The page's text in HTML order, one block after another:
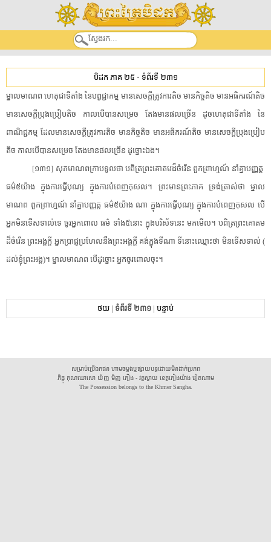
បិដក ភាគ ២៥ - ទំព័រទី ២៣១
​ម្នាល​មាណព​ ​ហេតុ​ជាទី​តាំង​ ​នៃ​បព្វជ្ជាកម្ម​ ​មាន​សេចក្តី​ត្រូវការ​តិច​ ​មាន​កិច្ច​តិច​ ​មាន​អធិករណ៍​តិច​
​មាន​សេចក្តី​ប្រុងប្រៀប​តិច​ ​កាលបើ​បានសម្រេច​ ​តែង​មានផល​ច្រើន​ ​ដូច​ហេតុ​ជាទី​តាំង​ ​នៃ​
ពាណិជ្ជកម្ម​ ​ដែល​មាន​សេចក្តី​ត្រូវការ​តិច​ ​មាន​កិច្ច​តិច​ ​មាន​អធិករណ៍​តិច​ ​មាន​សេចក្តី​ប្រុងប្រៀប​
តិច​ ​កាលបើ​បានសម្រេច​ ​តែង​មានផល​ច្រើន​ ​ដូច្នោះឯង​។​
[​១៣១​]​ ​សុភ​មាណព​ក្រាបទូល​ថា​ ​បពិត្រ​ព្រះ​គោតម​ដ៏​ចំរើន​ ​ពួក​ព្រាហ្មណ៍​ ​នាំគ្នា​បញ្ញត្ត​ ​
ធម៌៥យ៉ាង​ ​ក្នុង​ការ​ធ្វើបុណ្យ​ ​ក្នុង​ការ​បំពេញ​កុសល​។​ ​ព្រះមានព្រះភាគ​ ​ទ្រង់​ត្រាស់​ថា​ ​ម្នាល​
មាណព​ ​ពួក​ព្រាហ្មណ៍​ ​នាំគ្នា​បញ្ញត្ត​ ​ធម៌៥យ៉ាង​ ​ណា​ ​ក្នុង​ការ​ធ្វើបុណ្យ​ ​ក្នុង​ការ​បំពេញ​កុសល​ ​បើ​
អ្នក​មិន​ទើសទាល់​ទេ​ ​ចូរ​អ្នកពោល​ ​ធម៌​ ​ទាំង៥នោះ​ ​ក្នុង​បរិស័ទ​នេះ​ ​មក​មើល​។​ ​បពិត្រ​ព្រះ​គោតម​
ដ៏​ចំរើន​ ​ព្រះអង្គ​ក្តី​ ​អ្នកប្រាជ្ញ​ប្រហែល​នឹង​ព្រះអង្គ​ក្តី​ ​គង់​ក្នុង​ទីណា​ ​ទីនោះ​ឈ្មោះថា​ ​មិន​ទើសទាល់​ ​(​
ដល់​ខ្ញុំ​ព្រះអង្គ​)​។​ ​ម្នាល​មាណព​ ​បើ​ដូច្នោះ​ ​អ្នក​ចូរ​ពោល​ចុះ​។​ ​
ថយ | ទំព័រទី ២៣១ | បន្ទាប់
សម្រាប់ប្រើឯកជន ហាមចម្លងឬផ្សាយបន្តដោយមិនដាក់ប្រភព
ភិក្ខុ គុណឃោសោ យ័ញ មិញ គឿង - វត្តស្វាយ ខេត្តគៀងយ៉ាង វៀតណាម
The Possession belongs to the Khmer Sangha.